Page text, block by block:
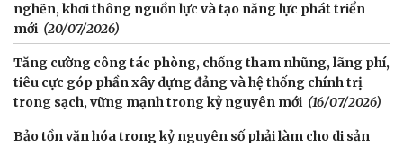
nghẽn, khơi thông nguồn lực và tạo năng lực phát triển
mới (20/07/2026)
Tăng cường công tác phòng, chống tham nhũng, lãng phí,
tiêu cực góp phần xây dựng đảng và hệ thống chính trị
trong sạch, vững mạnh trong kỷ nguyên mới (16/07/2026)
Bảo tồn văn hóa trong kỷ nguyên số phải làm cho di sản